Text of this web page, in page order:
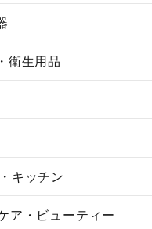
衛生用品
キッチン
ア・ビューティー